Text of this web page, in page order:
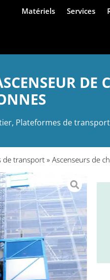
Matériels Services
DE
, Plateformes de transport
de transport » Ascenseurs de